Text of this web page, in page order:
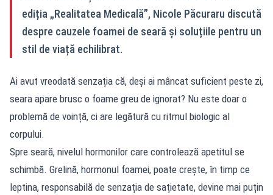
ediția „Realitatea Medicală”, Nicole Păcuraru discută
despre cauzele foamei de seară și soluțiile pentru un
stil de viață echilibrat.
Ai avut vreodată senzația că, deși ai mâncat suficient peste zi,
seara apare brusc o foame greu de ignorat? Nu este doar o
problemă de voință, ci are legătură cu ritmul biologic al
corpului.
Spre seară, nivelul hormonilor care controlează apetitul se
schimbă. Grelină, hormonul foamei, poate crește, în timp ce
leptina, responsabilă de senzația de sațietate, devine mai puțin